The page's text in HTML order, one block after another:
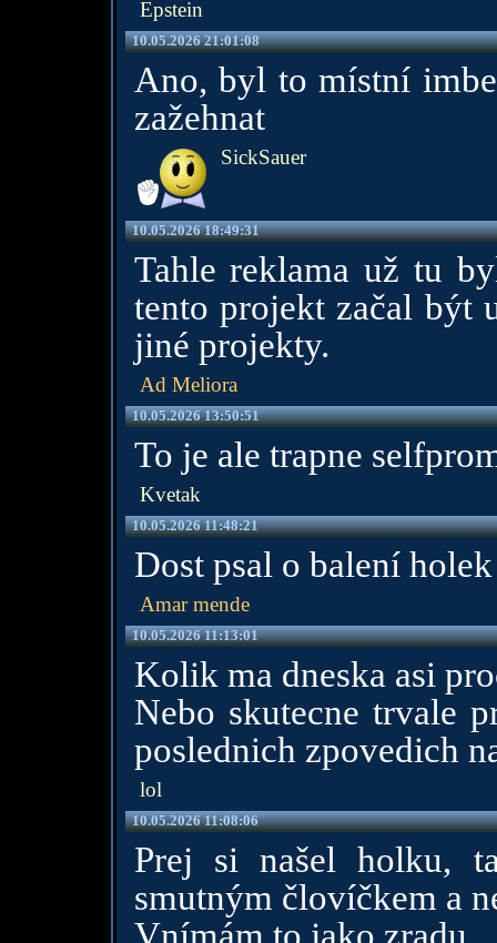
Epstein
10.05.2026 21:01:08
Ano, byl to místní
zažehnat
SickSauer
10.05.2026 18:49:31
Tahle reklama už tu
tento projekt začal být
jiné projekty.
Ad Meliora
10.05.2026 13:50:51
To je ale trapne
Kvetak
10.05.2026 11:48:21
Dost psal o balení holek
Amar mende
10.05.2026 11:13:01
Kolik ma dneska asi
Nebo skutecne trvale
poslednich zpovedich
lol
10.05.2026 11:08:06
Prej si našel holku,
smutným človíčkem a